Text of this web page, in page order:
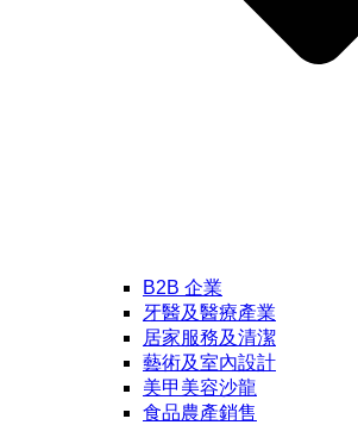
B2B 企業
牙醫及醫療產業
居家服務及清潔
藝術及室內設計
美甲美容沙龍
食品農產銷售